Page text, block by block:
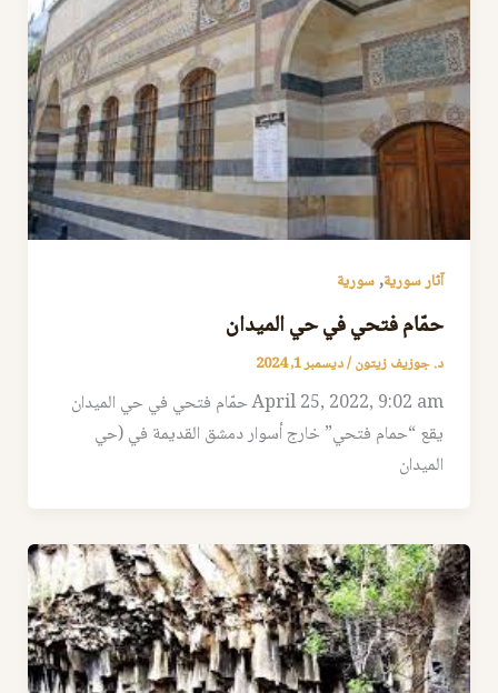
آثار سورية,سورية
حمّام فتحي في حي الميدان
د. جوزيف زيتون/ديسمبر 1, 2024
April 25, 2022, 9:02 am حمّام فتحي في حي الميدان
يقع “حمام فتحي” خارج أسوار دمشق القديمة في (حي
الميدان